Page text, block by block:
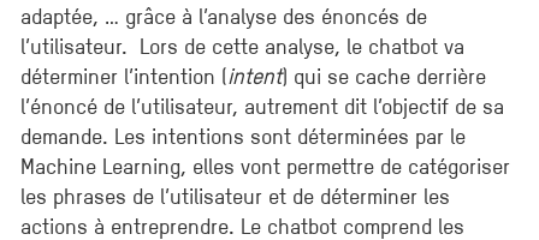
adaptée, … grâce à l’analyse des énoncés de
l’utilisateur. Lors de cette analyse, le chatbot va
déterminer l’intention (intent) qui se cache derrière
l’énoncé de l’utilisateur, autrement dit l’objectif de sa
demande. Les intentions sont déterminées par le
Machine Learning, elles vont permettre de catégoriser
les phrases de l’utilisateur et de déterminer les
actions à entreprendre. Le chatbot comprend les